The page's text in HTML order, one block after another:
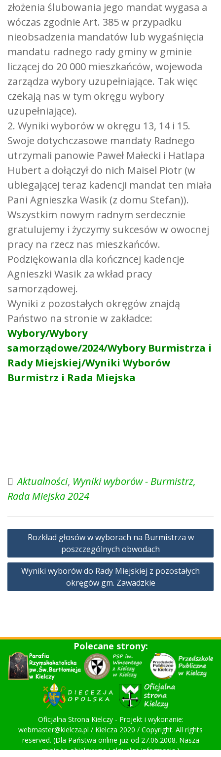
złożenia ślubowania jego mandat wygasa a
wóczas zgodnie Art. 385 w przypadku
nieobsadzenia mandatów lub wygaśnięcia
mandatu radnego rady gminy w gminie
liczącej do 20 000 mieszkańców, wojewoda
zarządza wybory uzupełniające. Tak więc
czekają nas w tym okręgu wybory
uzupełniające).
2. Wyniki wyborów w okręgu 13, 14 i 15.
Swoje dotychczasowe mandaty Radnego
utrzymali panowie Paweł Małecki i Hatlapa
Hubert a dołączył do nich Maisel Piotr (w
ubiegającej teraz kadencji mandat ten miała
Pani Agnieszka Wasik (z domu Stefan)).
Wszystkim nowym radnym serdecznie
gratulujemy i życzymy sukcesów w owocnej
pracy na rzecz nas mieszkańców.
Podziękowania dla kończncej kadencje
Agnieszki Wasik za wkład pracy
samorządowej.
Wyniki z pozostałych okręgów znajdą
Państwo na stronie w zakładce:
Wybory/Wybory
samorządowe/2024/Wybory Burmistrza i
Rady Miejskiej/Wyniki Wyborów
Burmistrz i Rada Miejska
Aktualności, Wyniki wyborów - Burmistrz,
Rada Miejska 2024
Nawigacja
Rozkład głosów w wyborach na Burmistrza w
poszczególnych obwodach
Wyniki wyborów do Rady Miejskiej z pozostałych
okręgów gm. Zawadzkie
Polecane strony:
Oficjalna Strona Kielczy - Projekt i wykonanie:
webmaster@kielcza.pl / Kielcza 2020 / Copyright. All rights
reserved. (Dla Państwa online już od 27.06.2008. Nasza
misja to obiektywne i aktualne informacje.)